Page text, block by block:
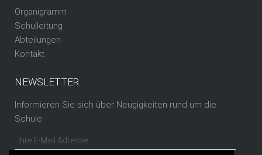
Organigramm
Schulleitung
Abteilungen
Kontakt
NEWSLETTER
Informieren Sie sich über Neugigkeiten rund um die
Schule.